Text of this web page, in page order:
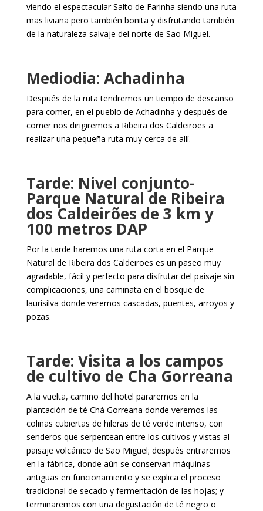
viendo el espectacular Salto de Farinha siendo una ruta
mas liviana pero también bonita y disfrutando también
de la naturaleza salvaje del norte de Sao Miguel.
Mediodia: Achadinha
Después de la ruta tendremos un tiempo de descanso
para comer, en el pueblo de Achadinha y después de
comer nos dirigiremos a Ribeira dos Caldeiroes a
realizar una pequeña ruta muy cerca de allí.
Tarde: Nivel conjunto-
Parque Natural de Ribeira
dos Caldeirões de 3 km y
100 metros DAP
Por la tarde haremos una ruta corta en el Parque
Natural de Ribeira dos Caldeirões es un paseo muy
agradable, fácil y perfecto para disfrutar del paisaje sin
complicaciones, una caminata en el bosque de
laurisilva donde veremos cascadas, puentes, arroyos y
pozas.
Tarde: Visita a los campos
de cultivo de Cha Gorreana
A la vuelta, camino del hotel pararemos en la
plantación de té Chá Gorreana donde veremos las
colinas cubiertas de hileras de té verde intenso, con
senderos que serpentean entre los cultivos y vistas al
paisaje volcánico de São Miguel; después entraremos
en la fábrica, donde aún se conservan máquinas
antiguas en funcionamiento y se explica el proceso
tradicional de secado y fermentación de las hojas; y
terminaremos con una degustación de té negro o